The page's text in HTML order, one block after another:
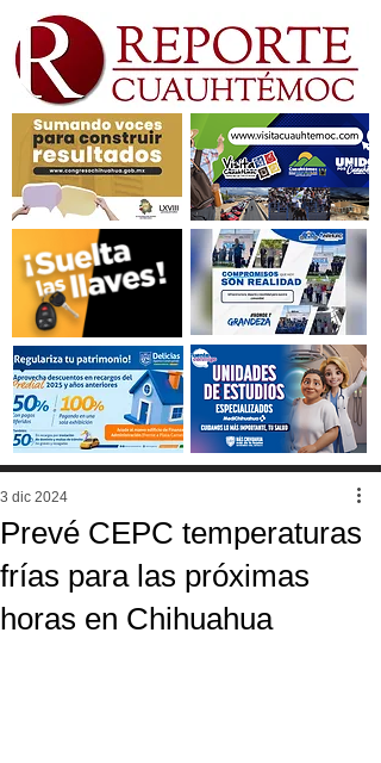
Prevé CEPC temperaturas
frías para las próximas
horas en Chihuahua
3 dic 2024